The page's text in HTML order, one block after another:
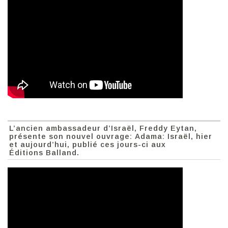
L’ancien ambassadeur d’Israël, Freddy Eytan,
présente son nouvel ouvrage: Adama: Israël, hier
et aujourd’hui, publié ces jours-ci aux
Éditions Balland.